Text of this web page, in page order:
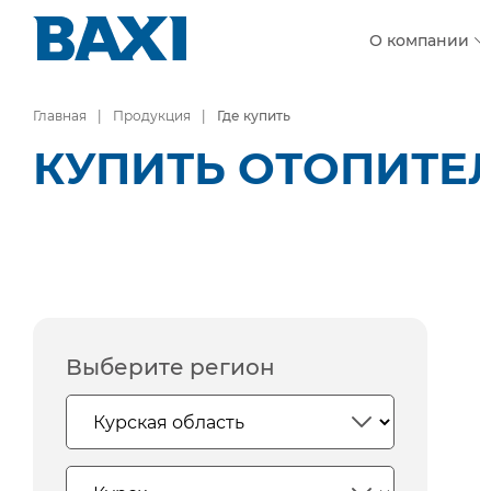
О компании
Главная Продукция Где купить
КУПИТЬ
Выберите регион